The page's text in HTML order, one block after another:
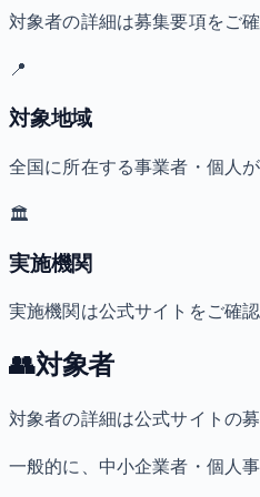
対象者の詳細は募集要項をご
📍
対象地域
全国に所在する事業者・個人
🏛️
実施機関
実施機関は公式サイトをご確
👥対象者
対象者の詳細は公式サイトの
一般的に、中小企業者・個人